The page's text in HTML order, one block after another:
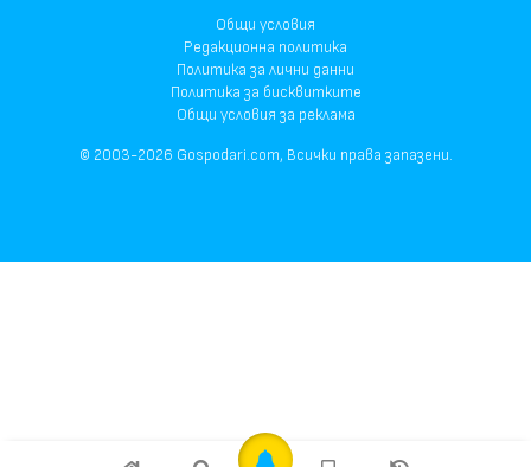
Общи условия
Редакционна политика
Политика за лични данни
Политика за бисквитките
Общи условия за реклама
© 2003-2026 Gospodari.com, Всички права запазени.